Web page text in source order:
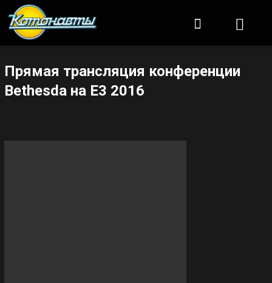
Прямая трансляция конференции
Bethesda на E3 2016